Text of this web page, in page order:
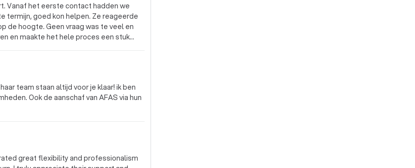
Vanaf het eerste contact hadden we
termijn, goed kon helpen. Ze reageerde
de hoogte. Geen vraag was te veel en
en maakte het hele proces een stuk
team staan altijd voor je klaar! ik ben
Ook de aanschaf van AFAS via hun
great flexibility and professionalism